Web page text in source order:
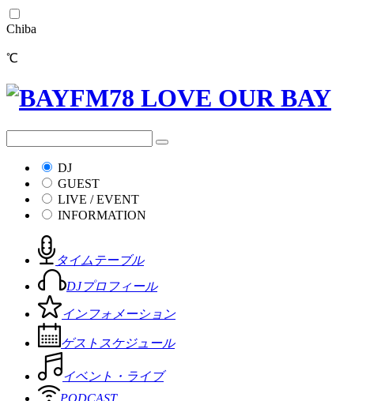
Chiba
℃
DJ
GUEST
LIVE / EVENT
INFORMATION
タイムテーブル
DJプロフィール
インフォメーション
ゲストスケジュール
イベント・ライブ
PODCAST